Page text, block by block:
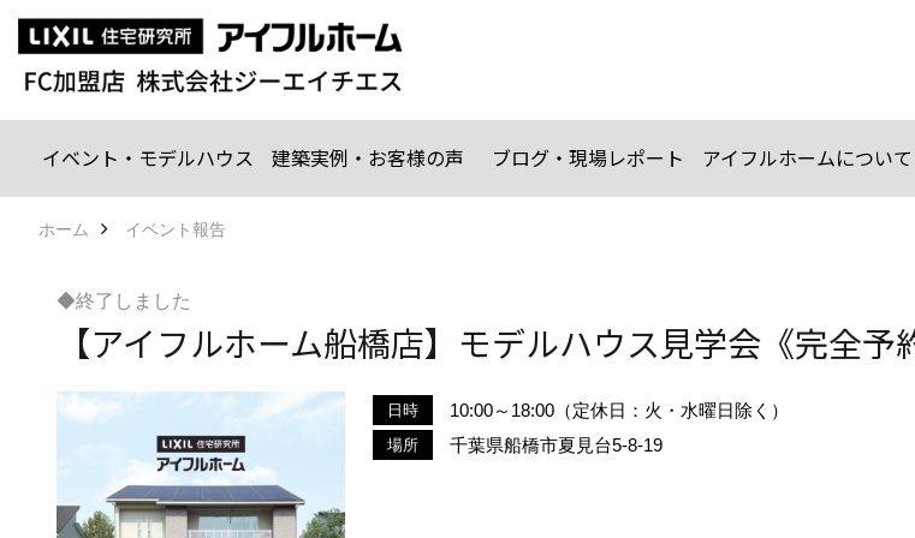
イベント・モデルハウス 建築実例・お客様の声 ブログ・現場レポート アイフルホームについて
ホーム イベント報告
◆終了しました
【アイフルホーム船橋店】モデルハウス見学会《完全予
日時 10:00～18:00（定休日：火・水曜日除く）
場所 千葉県船橋市夏見台5-8-19